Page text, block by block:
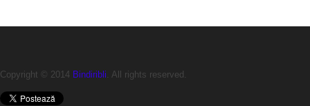
Copyright © 2014 Bindiribli. All rights reserved.